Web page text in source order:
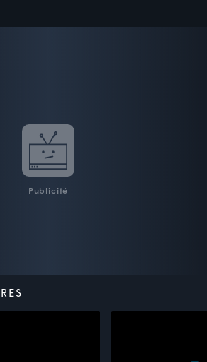
Publicité